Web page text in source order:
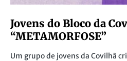
Jovens do Bloco da
“METAMORFOSE”
Um grupo de jovens da Covilhã